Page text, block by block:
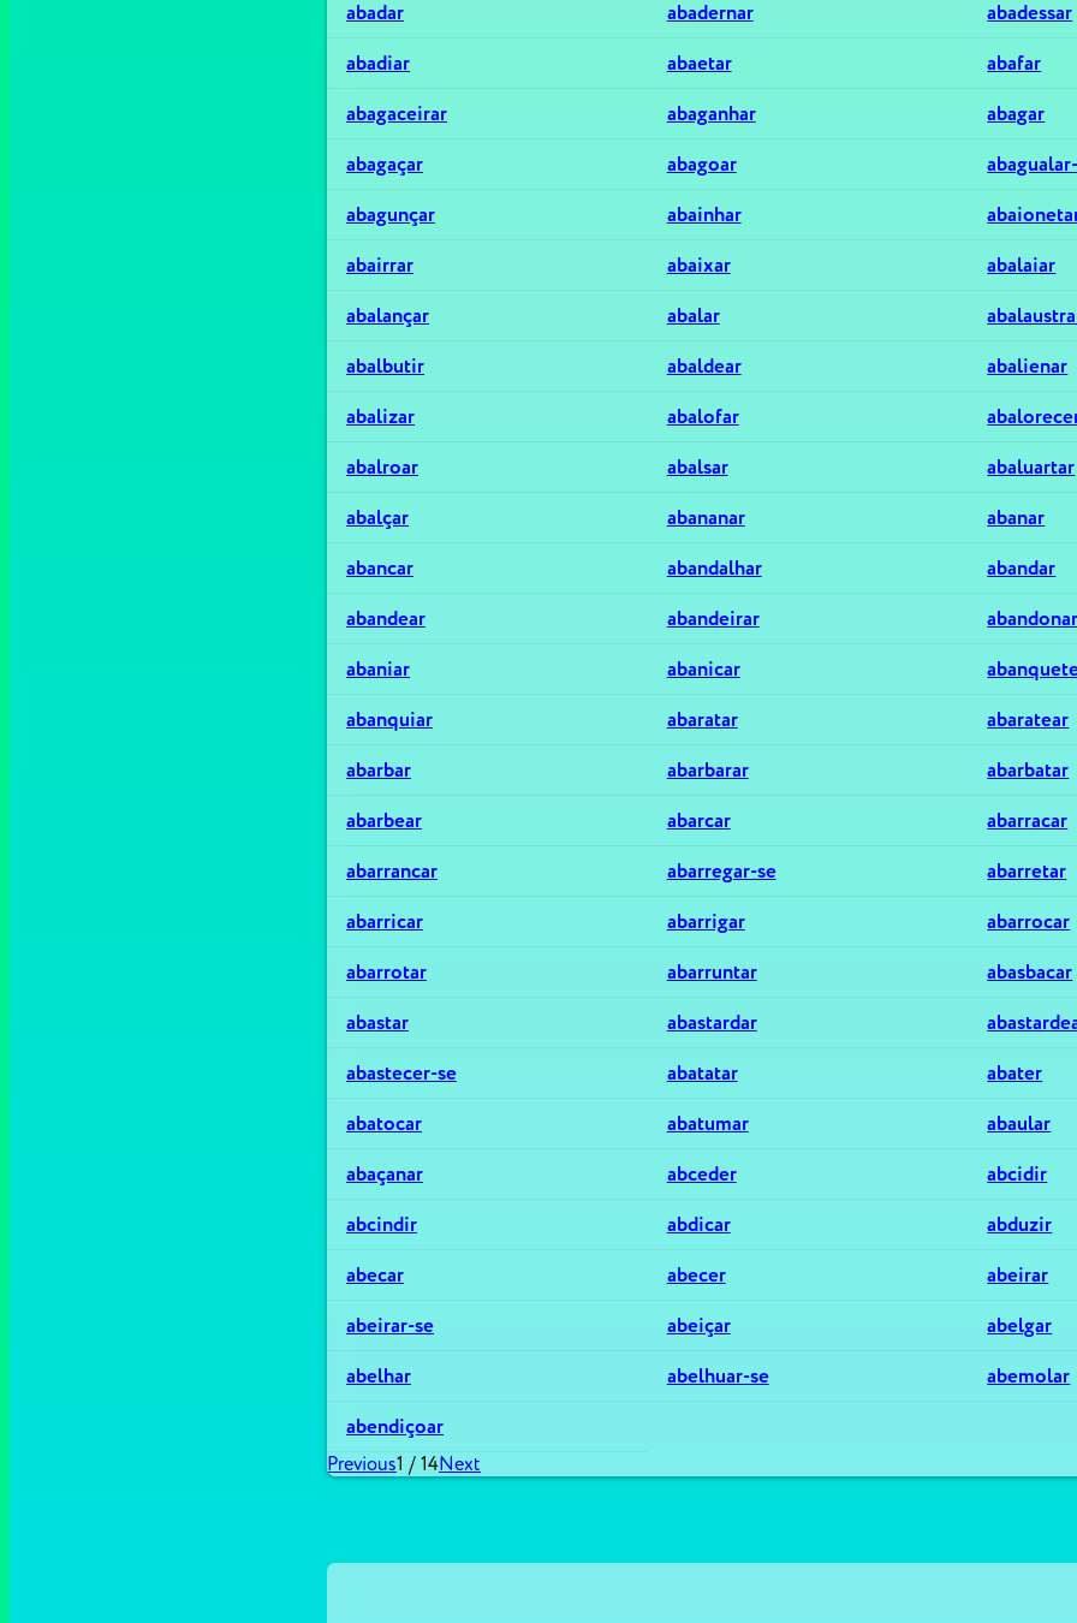
abadar
abadernar
abadessar
abadiar
abaetar
abafar
abagaceirar
abaganhar
abagar
abagaçar
abagoar
abagunçar
abainhar
abairrar
abaixar
abalaiar
abalançar
abalar
abalbutir
abaldear
abalienar
abalizar
abalofar
abalroar
abalsar
abaluartar
abalçar
abananar
abanar
abancar
abandalhar
abandar
abandear
abandeirar
abaniar
abanicar
abanquiar
abaratar
abaratear
abarbar
abarbarar
abarbatar
abarbear
abarcar
abarracar
abarrancar
abarregar-se
abarretar
abarricar
abarrigar
abarrocar
abarrotar
abarruntar
abasbacar
abastar
abastardar
abastecer-se
abatatar
abater
abatocar
abatumar
abaular
abaçanar
abceder
abcidir
abcindir
abdicar
abduzir
abecar
abecer
abeirar
abeirar-se
abeiçar
abelgar
abelhar
abelhuar-se
abemolar
abendiçoar
Previous1 / 14Next